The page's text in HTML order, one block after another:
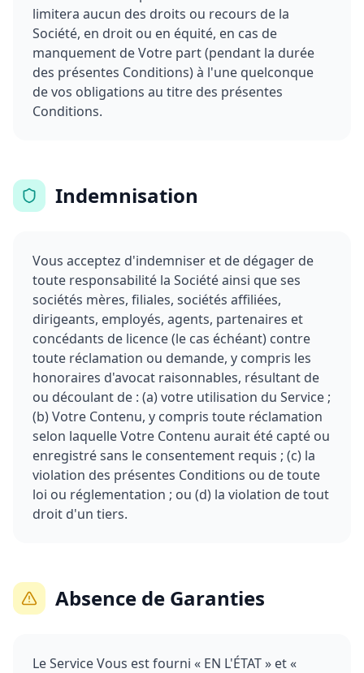
limitera aucun des droits ou recours de la
Société, en droit ou en équité, en cas de
manquement de Votre part (pendant la durée
des présentes Conditions) à l'une quelconque
de vos obligations au titre des présentes
Conditions.
Indemnisation
Vous acceptez d'indemniser et de dégager de
toute responsabilité la Société ainsi que ses
sociétés mères, filiales, sociétés affiliées,
dirigeants, employés, agents, partenaires et
concédants de licence (le cas échéant) contre
toute réclamation ou demande, y compris les
honoraires d'avocat raisonnables, résultant de
ou découlant de : (a) votre utilisation du Service ;
(b) Votre Contenu, y compris toute réclamation
selon laquelle Votre Contenu aurait été capté ou
enregistré sans le consentement requis ; (c) la
violation des présentes Conditions ou de toute
loi ou réglementation ; ou (d) la violation de tout
droit d'un tiers.
Absence de Garanties
Le Service Vous est fourni « EN L'ÉTAT » et «